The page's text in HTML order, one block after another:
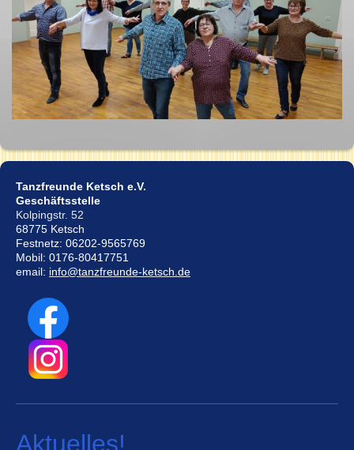
Tanzfreunde Ketsch e.V.
Geschäftsstelle
Kolpingstr. 52
68775 Ketsch
Festnetz: 06202-9565769
Mobil: 0176-80417751
email: info@tanzfreunde-ketsch.de
Aktuelles!